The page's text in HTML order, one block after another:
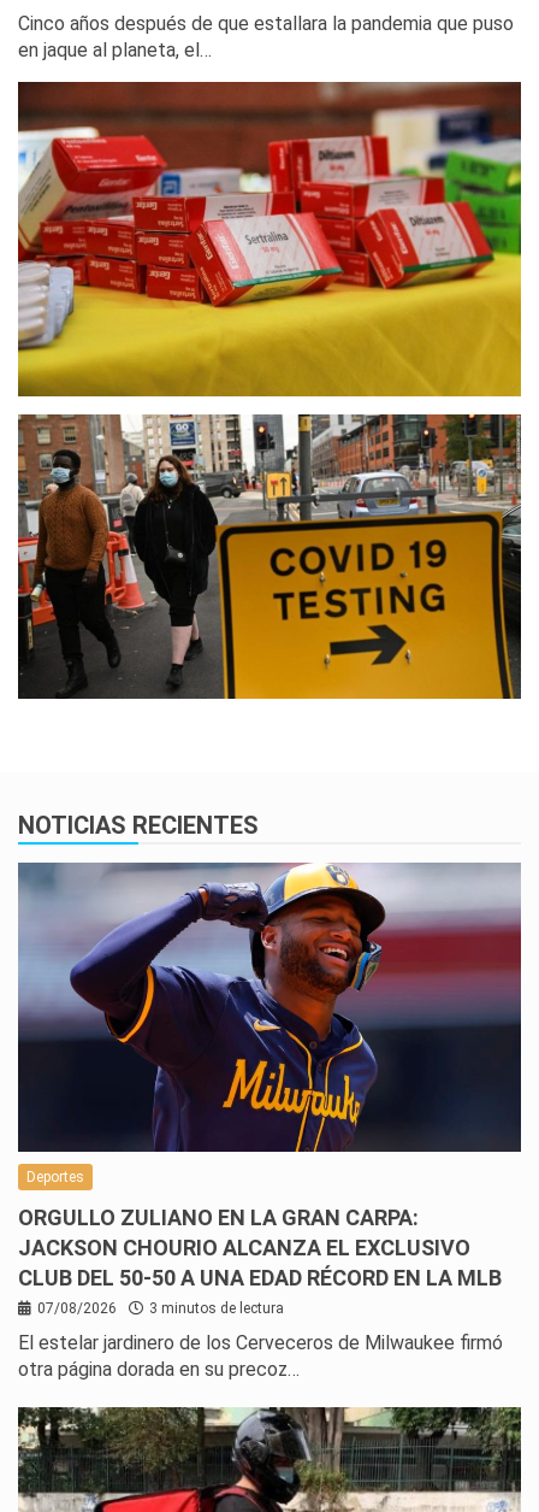
Cinco años después de que estallara la pandemia que puso
en jaque al planeta, el…
NOTICIAS RECIENTES
Deportes
ORGULLO ZULIANO EN LA GRAN CARPA:
JACKSON CHOURIO ALCANZA EL EXCLUSIVO
CLUB DEL 50-50 A UNA EDAD RÉCORD EN LA MLB
07/08/2026 3 minutos de lectura
El estelar jardinero de los Cerveceros de Milwaukee firmó
otra página dorada en su precoz…